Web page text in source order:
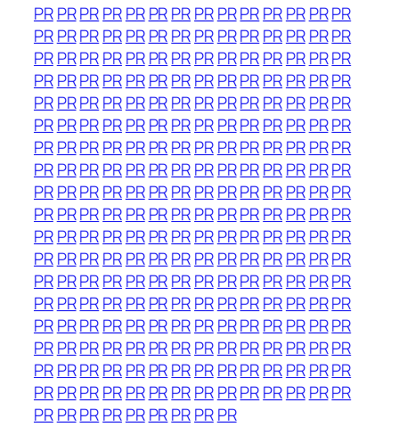
PRPRPRPRPR PRPRPRPRPRPRPR PRPR
PRPRPRPRPR PRPRPRPRPRPRPR PRPR
PRPRPRPRPR PRPRPRPRPRPRPR PRPR
PRPRPRPRPR PRPRPRPRPRPRPR PRPR
PRPRPRPRPR PRPRPRPRPRPRPR PRPR
PRPRPRPRPR PRPRPRPRPRPRPR PRPR
PRPRPRPRPR PRPRPRPRPRPRPR PRPR
PRPRPRPRPR PRPRPRPRPRPRPR PRPR
PRPRPRPRPR PRPRPRPRPRPRPR PRPR
PRPRPRPRPR PRPRPRPRPRPRPR PRPR
PRPRPRPRPR PRPRPRPRPRPRPR PRPR
PRPRPRPRPR PRPRPRPRPRPRPR PRPR
PRPRPRPRPR PRPRPRPRPRPRPR PRPR
PRPRPRPRPR PRPRPRPRPRPRPR PRPR
PRPRPRPRPR PRPRPRPRPRPRPR PRPR
PRPRPRPRPR PRPRPRPRPRPRPR PRPR
PRPRPRPRPR PRPRPRPRPRPRPR PRPR
PRPRPRPRPR PRPRPRPRPRPRPR PRPR
PRPRPRPRPR PRPRPRPR